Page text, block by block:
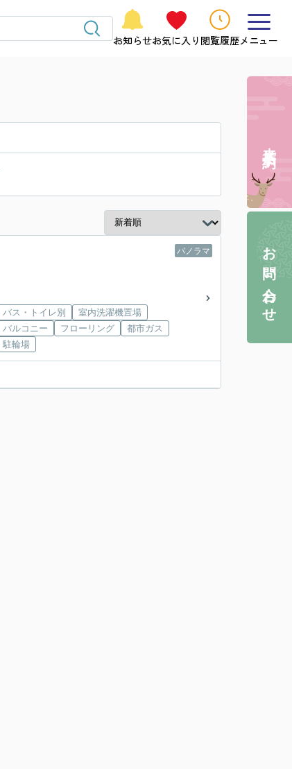
お知らせお気に入り 閲覧履歴メニュー
パノラマ
バス・トイレ別
室内洗濯機置場
バルコニー
フローリング
都市ガス
駐輪場
お問い合わせ